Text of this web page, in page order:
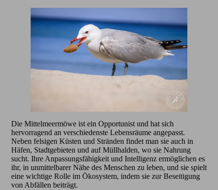
Die Mittelmeermöwe ist ein Opportunist und hat sich
hervorragend an verschiedenste Lebensräume angepasst.
Neben felsigen Küsten und Stränden findet man sie auch in
Häfen, Stadtgebieten und auf Müllhalden, wo sie Nahrung
sucht. Ihre Anpassungsfähigkeit und Intelligenz ermöglichen es
ihr, in unmittelbarer Nähe des Menschen zu leben, und sie spielt
eine wichtige Rolle im Ökosystem, indem sie zur Beseitigung
von Abfällen beiträgt.